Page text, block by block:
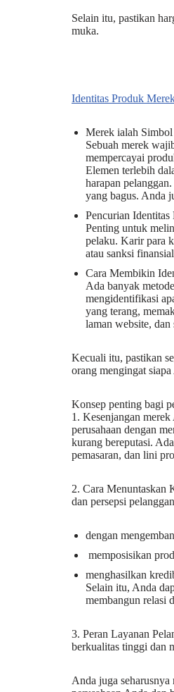
Selain itu, pastikan
muka.
Identitas Produk
Merek ialah
Sebuah merek
mempercayai
Elemen terlebih
harapan
yang bagus. Anda
Pencurian
Penting untuk
pelaku. Karir para
atau sanksi
Cara Membikin
Ada banyak
mengidentifikasi
yang terang,
laman website, dan
Kecuali itu, pastikan
orang mengingat
Konsep penting bagi
1. Kesenjangan
perusahaan dengan
kurang bereputasi.
pemasaran, dan lini
2. Cara Menuntaskan
dan persepsi
dengan
memposisikan
menghasilkan
Selain itu, Anda
membangun relasi
3. Peran Layanan
berkualitas tinggi dan
Anda juga